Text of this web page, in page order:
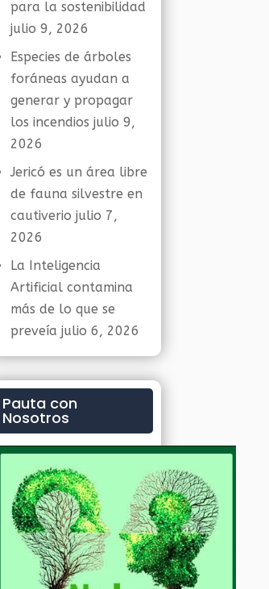
para la sostenibilidad
julio 9, 2026
Especies de árboles
foráneas ayudan a
generar y propagar
los incendios julio 9,
2026
Jericó es un área libre
de fauna silvestre en
cautiverio julio 7,
2026
La Inteligencia
Artificial contamina
más de lo que se
preveía julio 6, 2026
Pauta con
Nosotros